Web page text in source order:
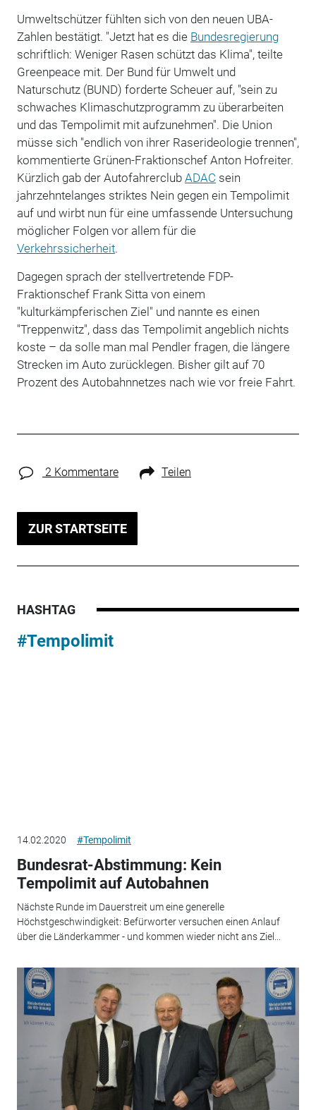
Umweltschützer fühlten sich von den neuen UBA-
Zahlen bestätigt. "Jetzt hat es die Bundesregierung
schriftlich: Weniger Rasen schützt das Klima", teilte
Greenpeace mit. Der Bund für Umwelt und
Naturschutz (BUND) forderte Scheuer auf, "sein zu
schwaches Klimaschutzprogramm zu überarbeiten
und das Tempolimit mit aufzunehmen". Die Union
müsse sich "endlich von ihrer Raserideologie trennen",
kommentierte Grünen-Fraktionschef Anton Hofreiter.
Kürzlich gab der Autofahrerclub ADAC sein
jahrzehntelanges striktes Nein gegen ein Tempolimit
auf und wirbt nun für eine umfassende Untersuchung
möglicher Folgen vor allem für die
Verkehrssicherheit.
Dagegen sprach der stellvertretende FDP-
Fraktionschef Frank Sitta von einem
"kulturkämpferischen Ziel" und nannte es einen
"Treppenwitz", dass das Tempolimit angeblich nichts
koste – da solle man mal Pendler fragen, die längere
Strecken im Auto zurücklegen. Bisher gilt auf 70
Prozent des Autobahnnetzes nach wie vor freie Fahrt.
2 Kommentare Teilen
ZUR STARTSEITE
HASHTAG
#Tempolimit
14.02.2020 #Tempolimit
Bundesrat-Abstimmung: Kein
Tempolimit auf Autobahnen
Nächste Runde im Dauerstreit um eine generelle
Höchstgeschwindigkeit: Befürworter versuchen einen Anlauf
über die Länderkammer - und kommen wieder nicht ans Ziel...